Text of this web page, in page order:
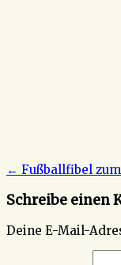
← Fußballfibel
Schreibe einen
Deine E-Mail-